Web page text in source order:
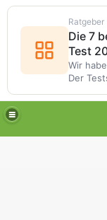
Ratgeber
Die 7
Test
Wir
Der